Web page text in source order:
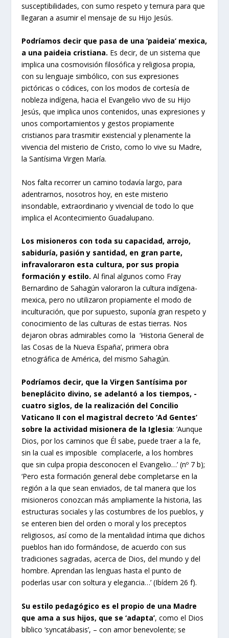
susceptibilidades, con sumo respeto y ternura para que
llegaran a asumir el mensaje de su Hijo Jesús.
Podríamos decir que pasa de una ‘paideia’ mexica,
a una paideia cristiana. Es decir, de un sistema que
implica una cosmovisión filosófica y religiosa propia,
con su lenguaje simbólico, con sus expresiones
pictóricas o códices, con los modos de cortesía de
nobleza indígena, hacia el Evangelio vivo de su Hijo
Jesús, que implica unos contenidos, unas expresiones y
unos comportamientos y gestos propiamente
cristianos para trasmitir existencial y plenamente la
vivencia del misterio de Cristo, como lo vive su Madre,
la Santísima Virgen María.
Nos falta recorrer un camino todavía largo, para
adentrarnos, nosotros hoy, en este misterio
insondable, extraordinario y vivencial de todo lo que
implica el Acontecimiento Guadalupano.
Los misioneros con toda su capacidad, arrojo,
sabiduría, pasión y santidad, en gran parte,
infravaloraron esta cultura, por sus propia
formación y estilo. Al final algunos como Fray
Bernardino de Sahagún valoraron la cultura indígena-
mexica, pero no utilizaron propiamente el modo de
inculturación, que por supuesto, suponía gran respeto y
conocimiento de las culturas de estas tierras. Nos
dejaron obras admirables como la ‘Historia General de
las Cosas de la Nueva España’, primera obra
etnográfica de América, del mismo Sahagún.
Podríamos decir, que la Virgen Santísima por
beneplácito divino, se adelantó a los tiempos, -
cuatro siglos, de la realización del Concilio
Vaticano II con el magistral decreto ‘Ad Gentes’
sobre la actividad misionera de la Iglesia: ‘Aunque
Dios, por los caminos que Él sabe, puede traer a la fe,
sin la cual es imposible complacerle, a los hombres
que sin culpa propia desconocen el Evangelio…’ (nº 7 b);
‘Pero esta formación general debe completarse en la
región a la que sean enviados, de tal manera que los
misioneros conozcan más ampliamente la historia, las
estructuras sociales y las costumbres de los pueblos, y
se enteren bien del orden o moral y los preceptos
religiosos, así como de la mentalidad íntima que dichos
pueblos han ido formándose, de acuerdo con sus
tradiciones sagradas, acerca de Dios, del mundo y del
hombre. Aprendan las lenguas hasta el punto de
poderlas usar con soltura y elegancia…’ (Ibídem 26 f).
Su estilo pedagógico es el propio de una Madre
que ama a sus hijos, que se ‘adapta’, como el Dios
bíblico ‘syncatábasis’, – con amor benevolente; se